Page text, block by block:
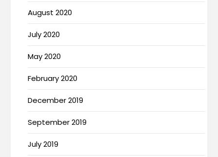
August 2020
July 2020
May 2020
February 2020
December 2019
September 2019
July 2019